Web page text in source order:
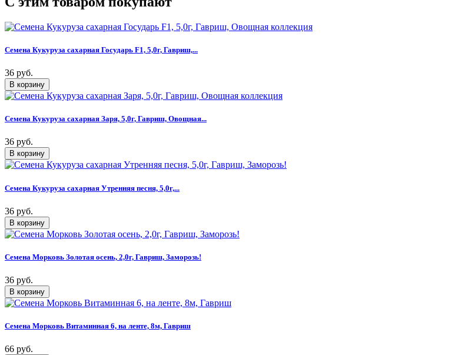
Семена Кукуруза сахарная Государь F1, 5,0г, Гавриш,...
36 руб.
Семена Кукуруза сахарная Заря, 5,0г, Гавриш, Овощная...
36 руб.
Семена Кукуруза сахарная Утренняя песня, 5,0г,...
36 руб.
Семена Морковь Золотая осень, 2,0г, Гавриш, Заморозь!
36 руб.
Семена Морковь Витаминная 6, на ленте, 8м, Гавриш
66 руб.